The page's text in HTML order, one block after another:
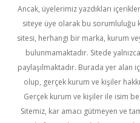
Ancak, üyelerimiz yazdıkları
siteye üye olarak bu sorumluluğu
sitesi, herhangi bir marka, kurum
bulunmamaktadır. Sitede
paylaşılmaktadır. Burada yer alan
olup, gerçek kurum ve kişiler
Gerçek kurum ve kişiler ile isim
Sitemiz, kar amacı gütmeyen ve